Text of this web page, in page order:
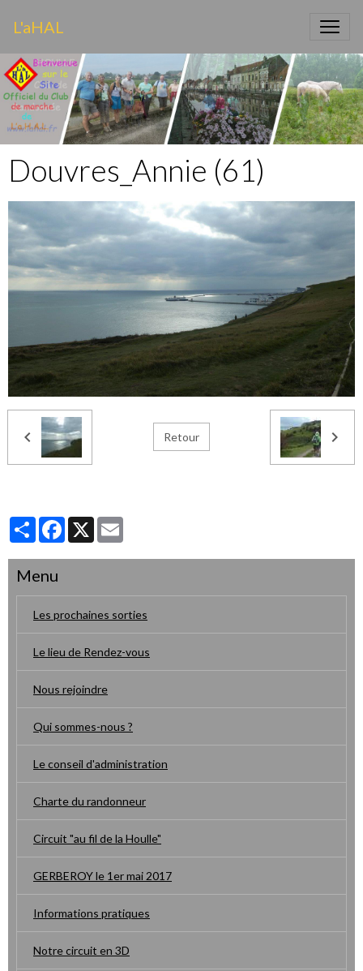
L'aHAL
Douvres_Annie (61)
Retour
PartagerFacebook
X
Menu
Les prochaines sorties
Le lieu de Rendez-vous
Nous rejoindre
Qui sommes-nous ?
Le conseil d'administration
Charte du randonneur
Circuit "au fil de la Houlle"
GERBEROY le 1er mai 2017
Informations pratiques
Notre circuit en 3D